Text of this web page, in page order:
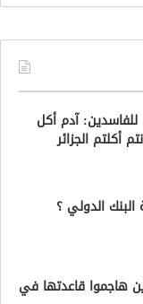
للفاسدين: آدم أكل
أكلتم الجزائر
الدولي ؟
هاجموا قاعدتها في